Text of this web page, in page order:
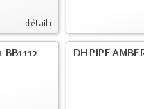
détail+
BB1112 DH PIPE